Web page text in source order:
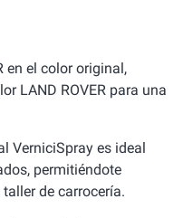
en el color original,
LAND ROVER para una
VerniciSpray es ideal
permitiéndote
de carrocería.